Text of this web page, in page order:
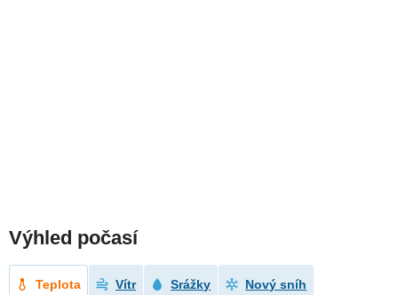
Výhled počasí
Teplota Vítr Srážky Nový sníh